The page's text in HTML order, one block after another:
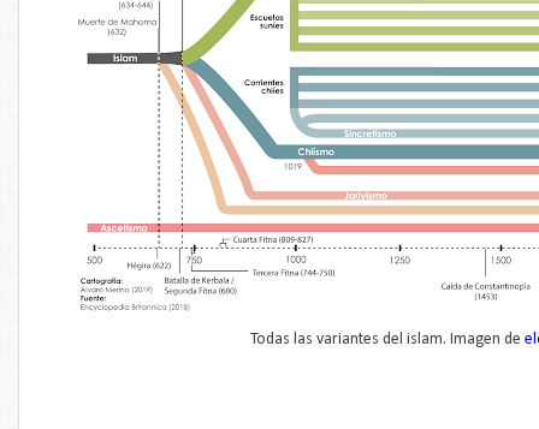
Todas las variantes del islam. Imagen de